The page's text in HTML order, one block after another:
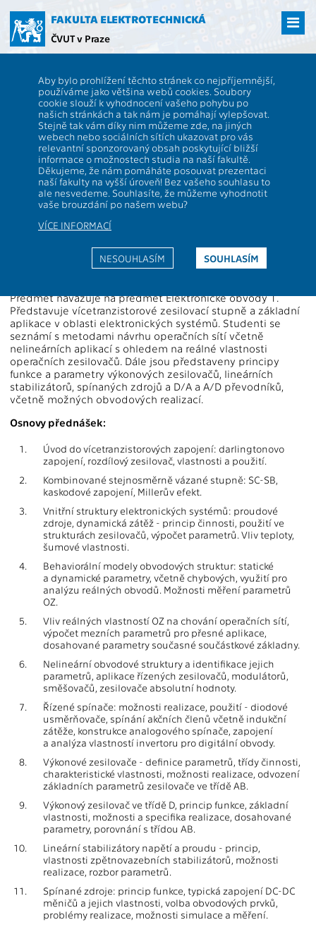
hlavní
obsah
FAKULTA ELEKTROTECHNICKÁ
ČVUT v Praze
Aby bylo prohlížení těchto stránek co nejpříjemnější,
používáme jako většina webů cookies. Soubory
cookie slouží k vyhodnocení vašeho pohybu po
našich stránkách a tak nám je pomáhají vylepšovat.
Stejně tak vám díky nim můžeme zde, na jiných
webech nebo sociálních sítích ukazovat pro vás
relevantní sponzorovaný obsah poskytující bližší
informace o možnostech studia na naší fakultě.
Děkujeme, že nám pomáháte posouvat prezentaci
naší fakulty na vyšší úroveň! Bez vašeho souhlasu to
ale nesvedeme. Souhlasíte, že můžeme vyhodnotit
vaše brouzdání po našem webu?
VÍCE INFORMACÍ
SOUHLASÍM
NESOUHLASÍM
B2B31EO2
B2B31EO2 Elektronické obvody 2
PV,P Rozsah výuky:
Katedra:
13131 Jazyk výuky:
Garanti:
Hospodka J. Zakončení:
Přednášející:
Hospodka J. Kreditů:
4
Cvičící:
Hospodka J. Semestr:
Webová stránka:
https://moodle.fel.cvut.cz/courses/B2B31EO2
Předmět navazuje na předmět Elektronické obvody 1.
Představuje vícetranzistorové zesilovací stupně a základní
aplikace v oblasti elektronických systémů. Studenti se
seznámí s metodami návrhu operačních sítí včetně
nelineárních aplikací s ohledem na reálné vlastnosti
operačních zesilovačů. Dále jsou představeny principy
funkce a parametry výkonových zesilovačů, lineárních
stabilizátorů, spínaných zdrojů a D/A a A/D převodníků,
včetně možných obvodových realizací.
Osnovy přednášek:
1.
Úvod do vícetranzistorových zapojení: darlingtonovo
zapojení, rozdílový zesilovač, vlastnosti a použití.
2.
Kombinované stejnosměrně vázané stupně: SC-SB,
kaskodové zapojení, Millerův efekt.
3.
Vnitřní struktury elektronických systémů: proudové
zdroje, dynamická zátěž - princip činnosti, použití ve
strukturách zesilovačů, výpočet parametrů. Vliv teploty,
šumové vlastnosti.
4.
Behaviorální modely obvodových struktur: statické
a dynamické parametry, včetně chybových, využití pro
analýzu reálných obvodů. Možnosti měření parametrů
OZ.
5.
Vliv reálných vlastností OZ na chování operačních sítí,
výpočet mezních parametrů pro přesné aplikace,
dosahované parametry současné součástkové základny.
6.
Nelineární obvodové struktury a identifikace jejich
parametrů, aplikace řízených zesilovačů, modulátorů,
směšovačů, zesilovače absolutní hodnoty.
7.
Řízené spínače: možnosti realizace, použití - diodové
usměrňovače, spínání akčních členů včetně indukční
zátěže, konstrukce analogového spínače, zapojení
a analýza vlastností invertoru pro digitální obvody.
8.
Výkonové zesilovače - definice parametrů, třídy činnosti,
charakteristické vlastnosti, možnosti realizace, odvození
základních parametrů zesilovače ve třídě AB.
9.
Výkonový zesilovač ve třídě D, princip funkce, základní
vlastnosti, možnosti a specifika realizace, dosahované
parametry, porovnání s třídou AB.
10.
Lineární stabilizátory napětí a proudu - princip,
vlastnosti zpětnovazebních stabilizátorů, možnosti
realizace, rozbor parametrů.
11.
Spínané zdroje: princip funkce, typická zapojení DC-DC
měničů a jejich vlastnosti, volba obvodových prvků,
problémy realizace, možnosti simulace a měření.